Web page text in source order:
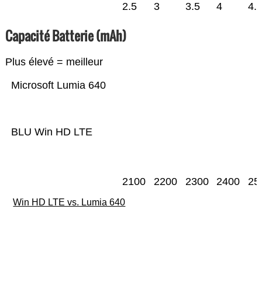
2.5 3 3.5 4 4.5
Capacité Batterie (mAh)
Plus élevé = meilleur
BLU Win HD LTE
Microsoft Lumia 640
2100 2200 2300 2400
Win HD LTE vs. Lumia 640